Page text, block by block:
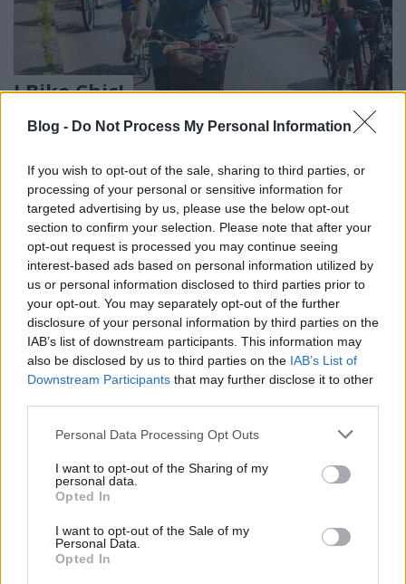
Blog - Do Not Process My Personal Information
If you wish to opt-out of the sale, sharing to third parties, or
processing of your personal or sensitive information for
targeted advertising by us, please use the below opt-out
section to confirm your selection. Please note that after your
opt-out request is processed you may continue seeing
interest-based ads based on personal information utilized by
us or personal information disclosed to third parties prior to
your opt-out. You may separately opt-out of the further
disclosure of your personal information by third parties on the
IAB’s list of downstream participants. This information may
also be disclosed by us to third parties on the IAB’s List of
Downstream Participants that may further disclose it to other
Please note that this website/app uses one or more Google
not limited to your visit or usage behaviour. You may click to
grant or deny consent to Google and its third-party tags to
use your data for below specified purposes in below Google
consent section.
Personal Data Processing Opt Outs
I want to opt-out of the Sharing of my
personal data.
Opted In
I want to opt-out of the Sale of my
Personal Data.
Opted In
I Bike Chic!
Szeglet Orsi•2016. április 29.
Múlt hétvégén lezajlott a második I Bike Budapest
bringás felvonulás a Magyar Kerékpárosklub
szervezésében, és őszintén, szívet melengetően sok
Cyclechic arccal találkoztunk! Köszönjük, hogy
velünk vagytok, hogy bringáztok, hogy vállaljátok az
egyéniségeteket, legyetek akár gyerekek, fiatalok,…